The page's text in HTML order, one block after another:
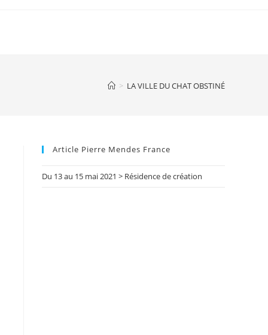
> LA VILLE DU CHAT OBSTINÉ
Article Pierre Mendes France
Du 13 au 15 mai 2021 > Résidence de création